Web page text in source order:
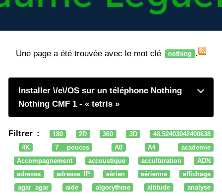
Une page a été trouvée avec le mot clé nothing .
Installer \/e\/OS sur un téléphone Nothing
Nothing CMF 1 - « tetris »
Filtrer : 180 2D 360 3D
48.52403042400638
4K
7 pouces A0 A4
academie
Accompagnement
accoustique acculturation
ADN
adresse
adresse IP aérien aérienne
affichage
agar agar
aide algorythme altitude
analyse